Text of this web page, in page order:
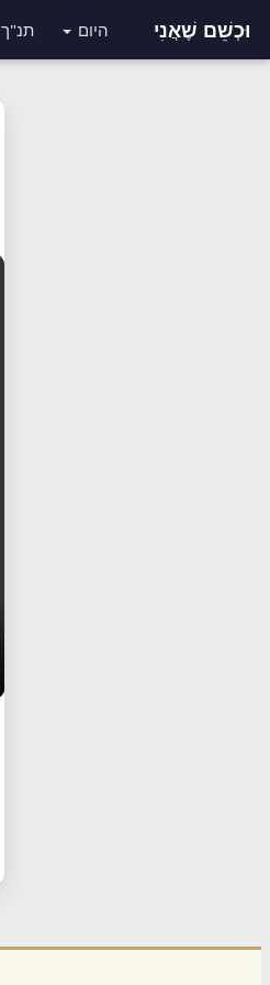
וּכְשֵׁם שֶׁאֲנִי היום תנ"ך